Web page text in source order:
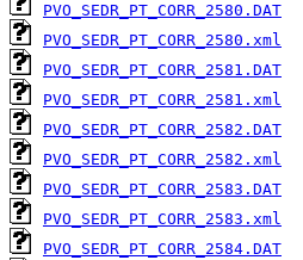
PVO_SEDR_PT_CORR_2580.DAT
PVO_SEDR_PT_CORR_2580.xml
PVO_SEDR_PT_CORR_2581.DAT
PVO_SEDR_PT_CORR_2581.xml
PVO_SEDR_PT_CORR_2582.DAT
PVO_SEDR_PT_CORR_2582.xml
PVO_SEDR_PT_CORR_2583.DAT
PVO_SEDR_PT_CORR_2583.xml
PVO_SEDR_PT_CORR_2584.DAT